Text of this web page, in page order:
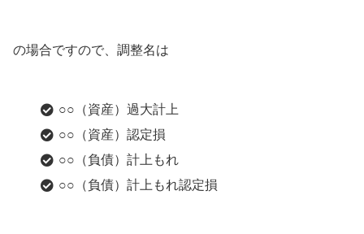
の場合ですので、調整名は
○○（資産）過大計上
○○（資産）認定損
○○（負債）計上もれ
○○（負債）計上もれ認定損